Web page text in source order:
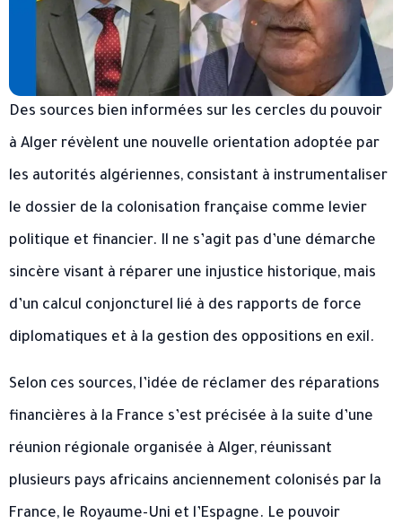
Des sources bien informées sur les cercles du pouvoir
à Alger révèlent une nouvelle orientation adoptée par
les autorités algériennes, consistant à instrumentaliser
le dossier de la colonisation française comme levier
politique et financier. Il ne s’agit pas d’une démarche
sincère visant à réparer une injustice historique, mais
d’un calcul conjoncturel lié à des rapports de force
diplomatiques et à la gestion des oppositions en exil.
Selon ces sources, l’idée de réclamer des réparations
financières à la France s’est précisée à la suite d’une
réunion régionale organisée à Alger, réunissant
plusieurs pays africains anciennement colonisés par la
France, le Royaume-Uni et l’Espagne. Le pouvoir